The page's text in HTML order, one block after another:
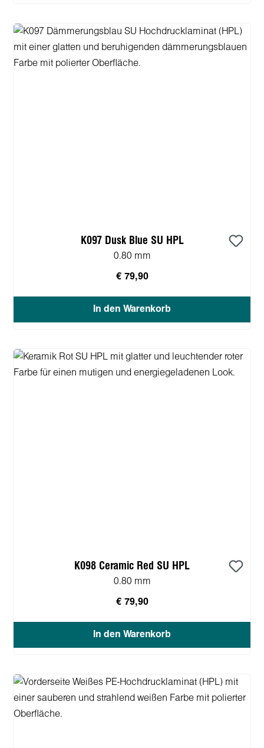
K097 Dusk Blue SU HPL
0.80 mm
€ 79,90
In den Warenkorb
K098 Ceramic Red SU HPL
0.80 mm
€ 79,90
In den Warenkorb